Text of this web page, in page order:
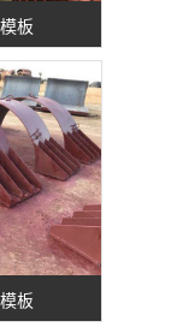
板
板